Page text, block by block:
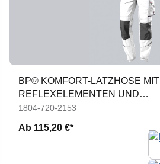
BP® KOMFORT-LATZHOSE MIT
REFLEXELEMENTEN UND
KNIEPOLSTERTASCHEN
1804-720-2153
Ab 115,20 €*